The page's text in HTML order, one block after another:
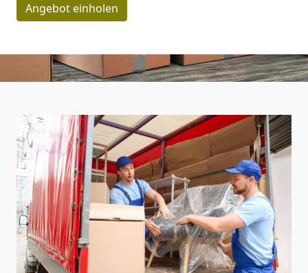
Angebot einholen